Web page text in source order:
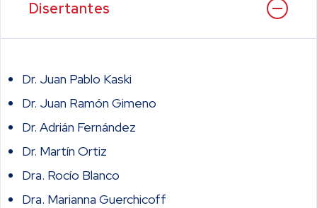
Disertantes
Dr. Juan Pablo Kaski
Dr. Juan Ramón Gimeno
Dr. Adrián Fernández
Dr. Martín Ortiz
Dra. Rocío Blanco
Dra. Marianna Guerchicoff